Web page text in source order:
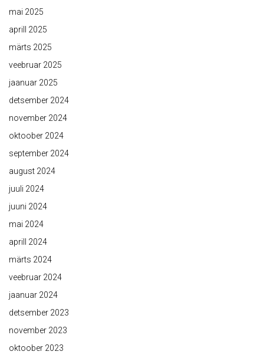
mai 2025
aprill 2025
märts 2025
veebruar 2025
jaanuar 2025
detsember 2024
november 2024
oktoober 2024
september 2024
august 2024
juuli 2024
juuni 2024
mai 2024
aprill 2024
märts 2024
veebruar 2024
jaanuar 2024
detsember 2023
november 2023
oktoober 2023